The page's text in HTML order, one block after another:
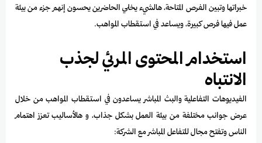
خبراتها وتبين الفرص المتاحة، هالشيء يخلي الحاضرين يحسون إنهم جزء من بيئة
عمل فيها فرص كبيرة، ويساعد في استقطاب المواهب.
استخدام المحتوى المرئي لجذب
الانتباه
الفيديوهات التفاعلية والبث المباشر يساعدون في استقطاب المواهب من خلال
عرض جوانب مختلفة من بيئة العمل بشكل جذاب، و هالأساليب تعزز اهتمام
الناس وتفتح مجال للتفاعل المباشر مع الشركة: